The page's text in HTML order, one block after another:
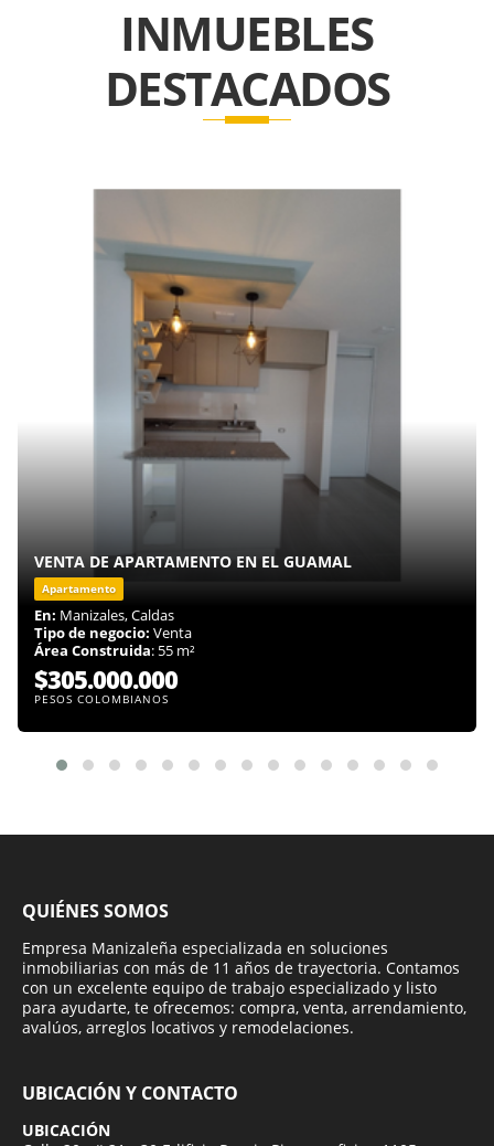
INMUEBLES
DESTACADOS
VENTA DE APARTAMENTO EN EL GUAMAL
Apartamento
En: Manizales, Caldas
Tipo de negocio: Venta
Área Construida: 55 m²
$305.000.000
PESOS COLOMBIANOS
QUIÉNES SOMOS
Empresa Manizaleña especializada en soluciones
inmobiliarias con más de 11 años de trayectoria. Contamos
con un excelente equipo de trabajo especializado y listo
para ayudarte, te ofrecemos: compra, venta, arrendamiento,
avalúos, arreglos locativos y remodelaciones.
UBICACIÓN Y CONTACTO